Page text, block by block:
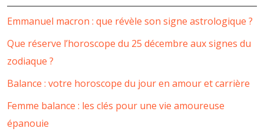
Emmanuel macron : que révèle son signe astrologique ?
Que réserve l’horoscope du 25 décembre aux signes du
zodiaque ?
Balance : votre horoscope du jour en amour et carrière
Femme balance : les clés pour une vie amoureuse
épanouie